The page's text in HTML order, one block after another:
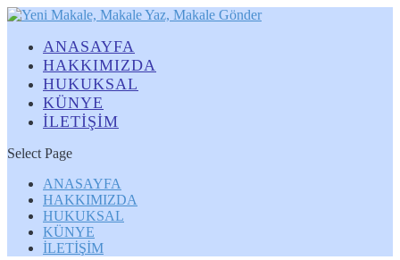
ANASAYFA
HAKKIMIZDA
HUKUKSAL
KÜNYE
İLETİŞİM
Select Page
ANASAYFA
HAKKIMIZDA
HUKUKSAL
KÜNYE
İLETİŞİM